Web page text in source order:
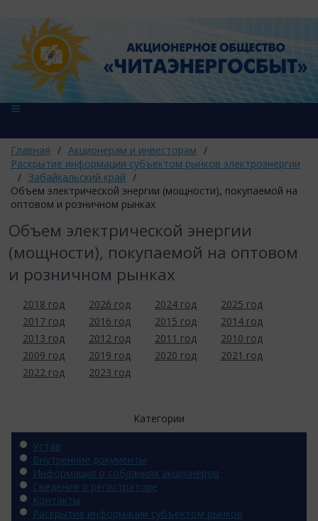
Главная / Акционерам и инвесторам /
Раскрытие информации субъектом рынков электроэнергии
/ Забайкальский край /
Объем электрической энергии (мощности), покупаемой на
оптовом и розничном рынках
Объем электрической энергии
(мощности), покупаемой на оптовом
и розничном рынках
2018 год 2026 год 2024 год
2025 год
2017 год
2016 год 2015 год
2014 год
2013 год
2012 год 2011 год
2010 год
2009 год
2019 год 2020 год
2021 год
2022 год
2023 год
Категории
Устав
Внутренние документы
Информация о собраниях акционеров
Сведения о регистраторе
Контакты
Раскрытие информации субъектом рынков